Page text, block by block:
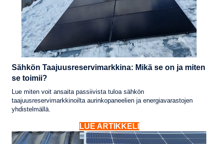
Sähkön Taajuusreservimarkkina: Mikä se on ja miten
se toimii?
Lue miten voit ansaita passiivista tuloa sähkön
taajuusreservimarkkinoilta aurinkopaneelien ja energiavarastojen
yhdistelmällä.
LUE ARTIKKELI